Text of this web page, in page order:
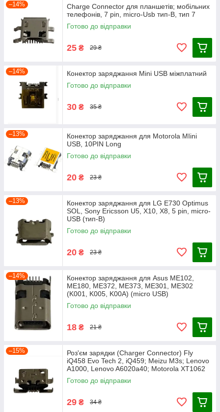
–14%
Charge Connector для планшетів; мобільних
телефонів, 7 pin, micro-Usb тип-B, тип 7
Готово до відправки
25 ₴ 29 ₴
–14%
Конектор заряджання Mini USB міжплатний
Готово до відправки
30 ₴ 35 ₴
–13%
Конектор заряджання для Motorola MIini
USB, 10PIN Long
Готово до відправки
20 ₴ 23 ₴
–13%
Конектор заряджання для LG E730 Optimus
SOL, Sony Ericsson U5, X10, X8, 5 pin, micro-
USB (тип-B)
Готово до відправки
20 ₴ 23 ₴
–14%
Конектор заряджання для Asus ME102,
ME180, ME372, ME373, ME301, ME302
(K001, K005, K00A) (micro USB)
Готово до відправки
18 ₴ 21 ₴
–15%
Роз'єм зарядки (Charger Connector) Fly
iQ458 Evo Tech 2, iQ459; Meizu M3s; Lenovo
A1000, Lenovo A6020a40; Motorola XT1062
Готово до відправки
29 ₴ 34 ₴